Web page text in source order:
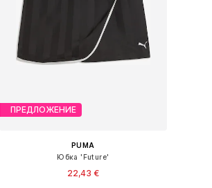
ПРЕДЛОЖЕНИЕ
PUMA
Юбка 'Future'
22,43 €